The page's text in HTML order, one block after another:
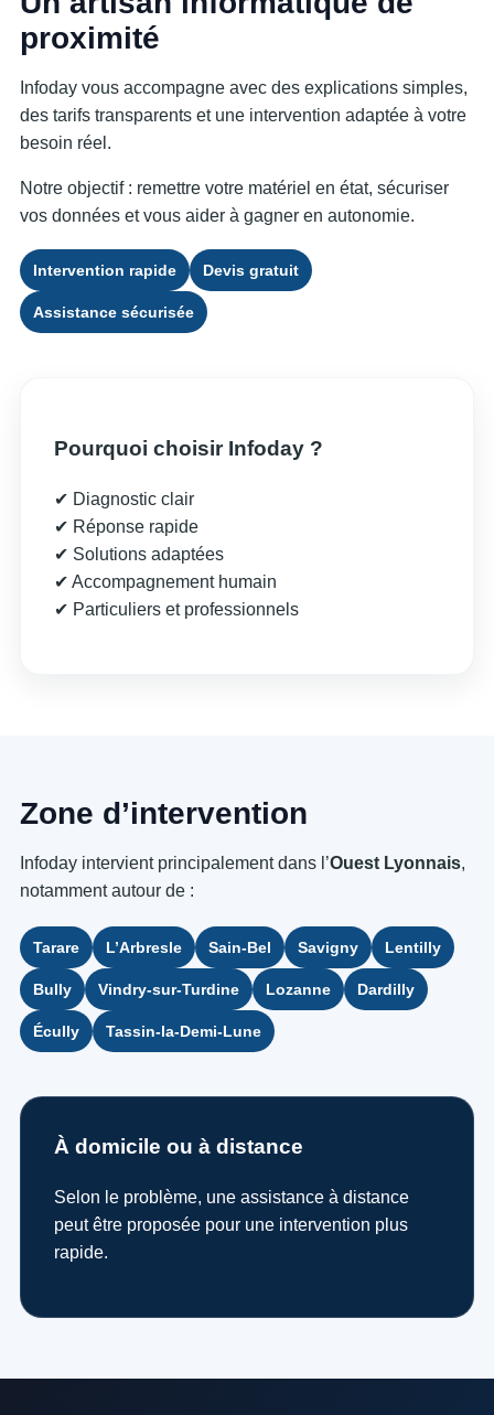
proximité
Infoday vous accompagne avec des explications simples,
des tarifs transparents et une intervention adaptée à votre
besoin réel.
Notre objectif : remettre votre matériel en état, sécuriser
vos données et vous aider à gagner en autonomie.
Intervention rapide Devis gratuit
Assistance sécurisée
Pourquoi choisir Infoday ?
✔ Diagnostic clair
✔ Réponse rapide
✔ Solutions adaptées
✔ Accompagnement humain
✔ Particuliers et professionnels
Zone d’intervention
Infoday intervient principalement dans l’Ouest Lyonnais,
notamment autour de :
Tarare L’Arbresle Sain-Bel Savigny Lentilly
Bully Vindry-sur-Turdine Lozanne Dardilly
Écully Tassin-la-Demi-Lune
À domicile ou à distance
Selon le problème, une assistance à distance
peut être proposée pour une intervention plus
rapide.